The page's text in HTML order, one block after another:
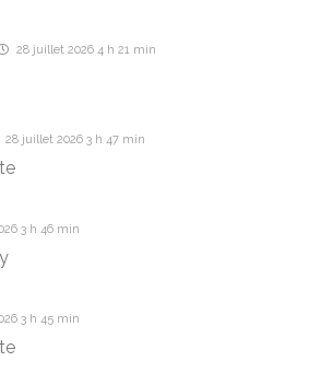
28 juillet 2026 4 h 21 min
28 juillet 2026 3 h 47 min
3 h 46 min
3 h 45 min